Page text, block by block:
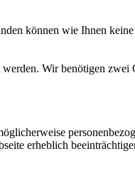
können wie Ihnen
Wir benötigen zwei
erheblich